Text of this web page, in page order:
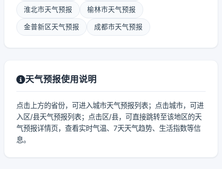
淮北市天气预报 榆林市天气预报
金普新区天气预报 成都市天气预报
天气预报使用说明
点击上方的省份，可进入城市天气预报列表；点击城市，可进
入区/县天气预报列表；点击区/县，可直接跳转至该地区的天
气预报详情页，查看实时气温、7天天气趋势、生活指数等信
息。